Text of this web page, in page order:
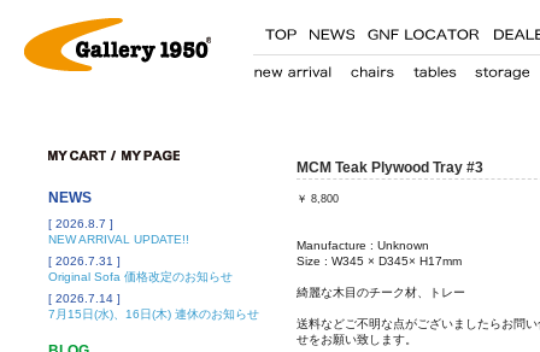
NEWS
[ 2026.8.7 ]
NEW ARRIVAL UPDATE!!
[ 2026.7.31 ]
Original Sofa 価格改定のお知らせ
[ 2026.7.14 ]
7月15日(水)、16日(木) 連休のお知らせ
MCM Teak Plywood Tray #3
￥ 8,800
Manufacture : Unknown
Size : W345 × D345× H17mm
綺麗な木目のチーク材、トレー
送料などご不明な点がございましたらお問い
せをお願い致します。